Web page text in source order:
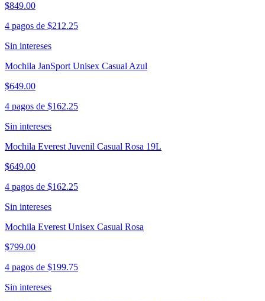
$849.00
4 pagos de $212.25
Sin intereses
Mochila JanSport Unisex Casual Azul
$649.00
4 pagos de $162.25
Sin intereses
Mochila Everest Juvenil Casual Rosa 19L
$649.00
4 pagos de $162.25
Sin intereses
Mochila Everest Unisex Casual Rosa
$799.00
4 pagos de $199.75
Sin intereses